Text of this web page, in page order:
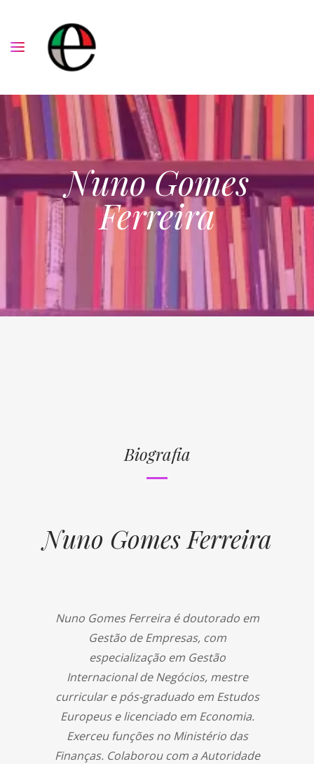
Nuno Gomes
Ferreira
Biografia
Nuno Gomes Ferreira
Nuno Gomes Ferreira é doutorado em
Gestão de Empresas, com
especialização em Gestão
Internacional de Negócios, mestre
curricular e pós-graduado em Estudos
Europeus e licenciado em Economia.
Exerceu funções no Ministério das
Finanças. Colaborou com a Autoridade